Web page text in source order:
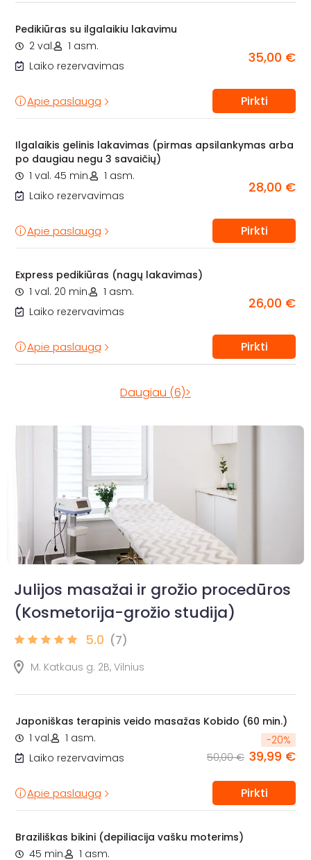
Pedikiūras su ilgalaikiu lakavimu
2 val.
1 asm.
Laiko rezervavimas
35,00 €
Apie paslaugą Pirkti
Ilgalaikis gelinis lakavimas (pirmas apsilankymas arba
po daugiau negu 3 savaičių)
1 val. 45 min.
1 asm.
Laiko rezervavimas
28,00 €
Apie paslaugą Pirkti
Express pedikiūras (nagų lakavimas)
1 val. 20 min.
1 asm.
Laiko rezervavimas
26,00 €
Apie paslaugą Pirkti
Daugiau (6)>
Julijos masažai ir grožio procedūros
(Kosmetorija-grožio studija)
5.0 (7)
M. Katkaus g. 2B, Vilnius
Japoniškas terapinis veido masažas Kobido (60 min.)
1 val.
1 asm.
Laiko rezervavimas
-20%
50,00 € 39,99 €
Apie paslaugą Pirkti
Braziliškas bikini (depiliacija vašku moterims)
45 min.
1 asm.